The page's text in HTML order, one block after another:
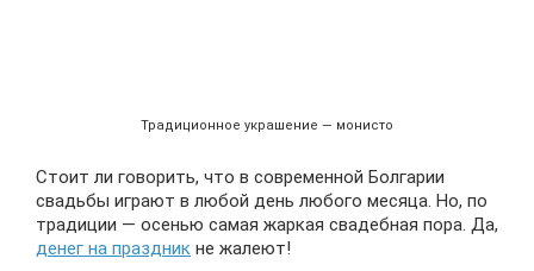
Традиционное украшение — монисто
Стоит ли говорить, что в современной Болгарии
свадьбы играют в любой день любого месяца. Но, по
традиции — осенью самая жаркая свадебная пора. Да,
денег на праздник не жалеют!